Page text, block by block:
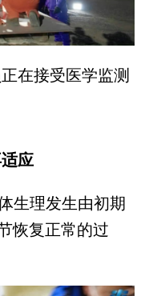
在接受医学监测
应
生理发生由初期
恢复正常的过